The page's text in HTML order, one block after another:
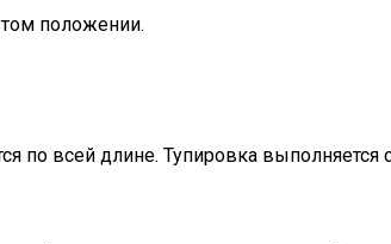
положении.
по всей длине. Тупировка